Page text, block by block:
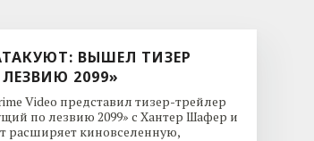
ВЫШЕЛ ТИЗЕР
2099»
Video представил тизер-трейлер
по лезвию 2099» с Хантер Шафер и
киновселенную,